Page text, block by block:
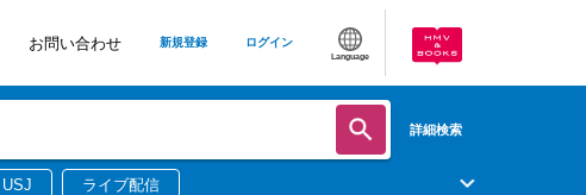
お問い合わせ 新規登録 ログイン
Language
詳細検索
USJ ライブ配信